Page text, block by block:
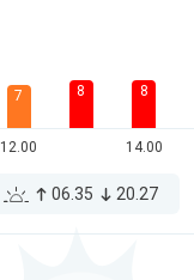
7
12.00
8 8
14.00
06.35 20.27